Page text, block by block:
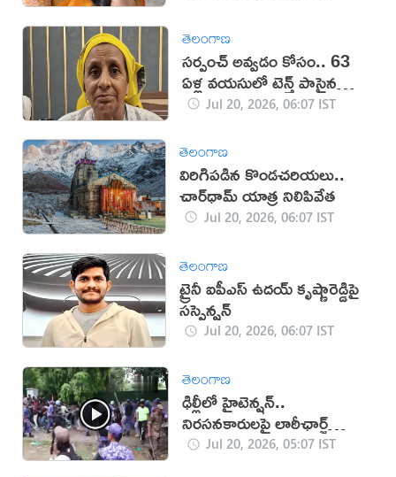
తెలంగాణ
సర్పంచ్ అవ్వడం కోసం.. 63
ఏళ్ల వయసులో టెన్త్ పాసైన
వృద్ధురాలు
Jul 20, 2026, 06:07 IST
తెలంగాణ
విరిగిపడిన కొండచరియలు..
చార్‌ధామ్ యాత్ర నిలిపివేత
Jul 20, 2026, 06:07 IST
తెలంగాణ
ట్రైనీ ఐపీఎస్ ఉదయ్ కృష్ణారెడ్డిపై
సస్పెన్షన్
Jul 20, 2026, 06:07 IST
తెలంగాణ
ఢిల్లీలో హైటెన్షన్..
నిరసనకారులపై లాఠీఛార్జ్
(వీడియో)
Jul 20, 2026, 05:07 IST